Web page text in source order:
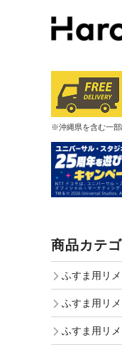
※沖縄県を含む一部
商品カテ
ふすま用リ
ふすま用リ
ふすま用リ